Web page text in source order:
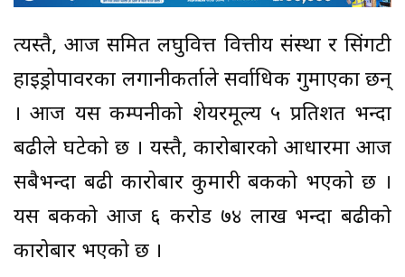
त्यस्तै, आज समित लघुवित्त वित्तीय संस्था र सिंगटी
हाइड्रोपावरका लगानीकर्ताले सर्वाधिक गुमाएका छन्
। आज यस कम्पनीको शेयरमूल्य ५ प्रतिशत भन्दा
बढीले घटेको छ । यस्तै, कारोबारको आधारमा आज
सबैभन्दा बढी कारोबार कुमारी बैंकको भएको छ ।
यस बैंकको आज ६ करोड ७४ लाख भन्दा बढीको
कारोबार भएको छ ।